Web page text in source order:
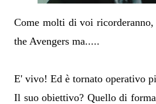
Come molti di voi
the Avengers ma.....
E' vivo! Ed è tornato operativo
Il suo obiettivo? Quello di